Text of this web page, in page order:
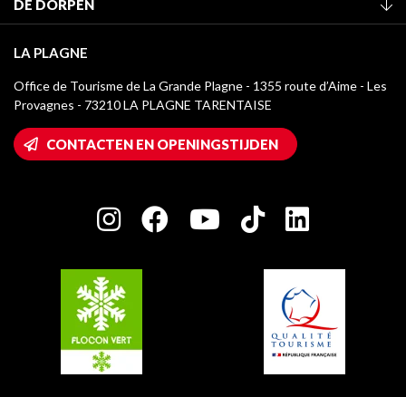
Classificatie van de gemeubileerde accommodaties
Verblijfstaks
Mediatheek
La Plagne logo's
Wifi toegang
Huis van de eigenaar
Charter van toegewijde spelers
DE DORPEN
Montchavin - Les Coches
Champagny-en-Vanoise
Plagne 1800
Plagne Villages
Plagne Aime 2000
LA PLAGNE
Office de Tourisme de La Grande Plagne - 1355 route d’Aime - Les
Provagnes - 73210 LA PLAGNE TARENTAISE
CONTACTEN EN OPENINGSTIJDEN